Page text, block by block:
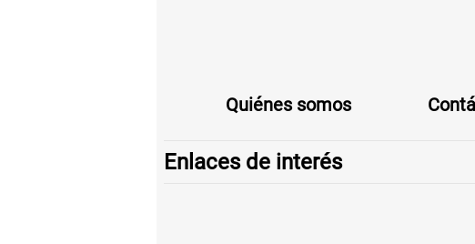
Quiénes somos
Enlaces de interés